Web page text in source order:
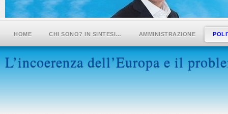
HOME CHI SONO? IN SINTESI… AMMINISTRAZIONE
L’incoerenza dell’Europa e il